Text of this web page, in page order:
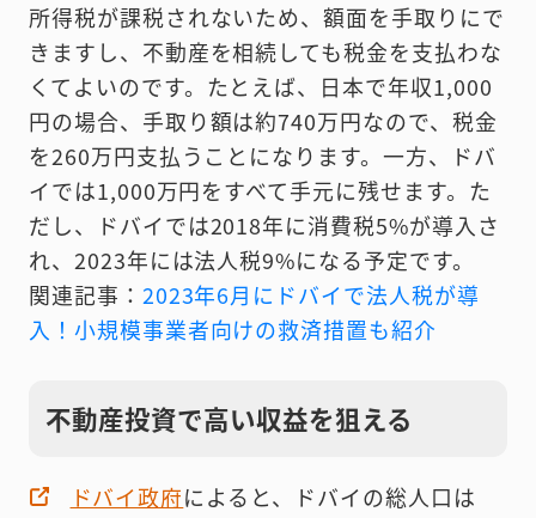
所得税が課税されないため、額面を手取りにで
きますし、不動産を相続しても税金を支払わな
くてよいのです。たとえば、日本で年収1,000
円の場合、手取り額は約740万円なので、税金
を260万円支払うことになります。一方、ドバ
イでは1,000万円をすべて手元に残せます。た
だし、ドバイでは2018年に消費税5%が導入さ
れ、2023年には法人税9%になる予定です。
関連記事： 2023年6月にドバイで法人税が導
入！小規模事業者向けの救済措置も紹介
不動産投資で高い収益を狙える
ドバイ政府によると、ドバイの総人口は